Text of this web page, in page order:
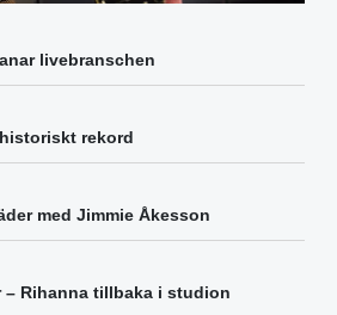
livebranschen
rekord
med Jimmie Åkesson
– Rihanna tillbaka i studion